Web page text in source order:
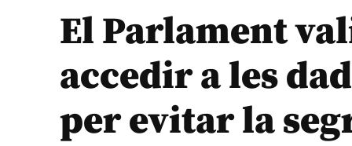
El Parlament
accedir a les
per evitar la